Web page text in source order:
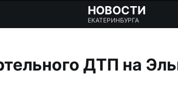
НОВОСТИ
ЕКАТЕРИНБУРГА
ДТП на